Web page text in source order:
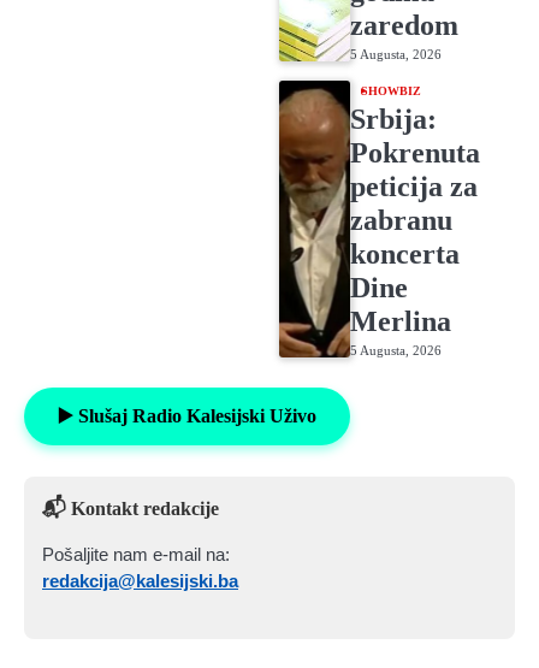
zaredom
5 Augusta, 2026
SHOWBIZ
Srbija:
Pokrenuta
peticija za
zabranu
koncerta
Dine
Merlina
5 Augusta, 2026
▶️ Slušaj Radio Kalesijski Uživo
📬 Kontakt redakcije
Pošaljite nam e-mail na:
redakcija@kalesijski.ba